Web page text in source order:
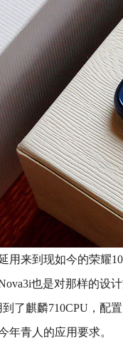
用来到现如今的荣耀
也是对那样的设
了麒麟710CPU，配
年青人的应用要求。